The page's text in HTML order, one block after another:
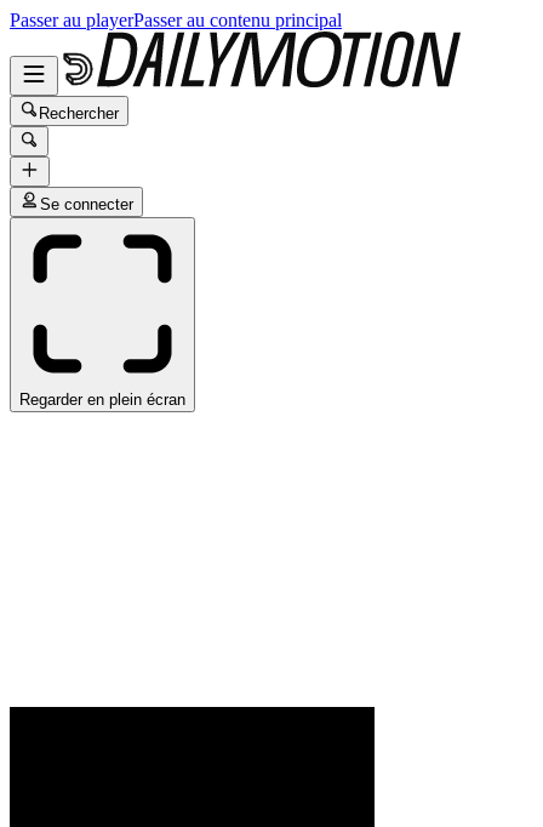
Passer au playerPasser au contenu principal
Rechercher
Se connecter
Regarder en plein écran